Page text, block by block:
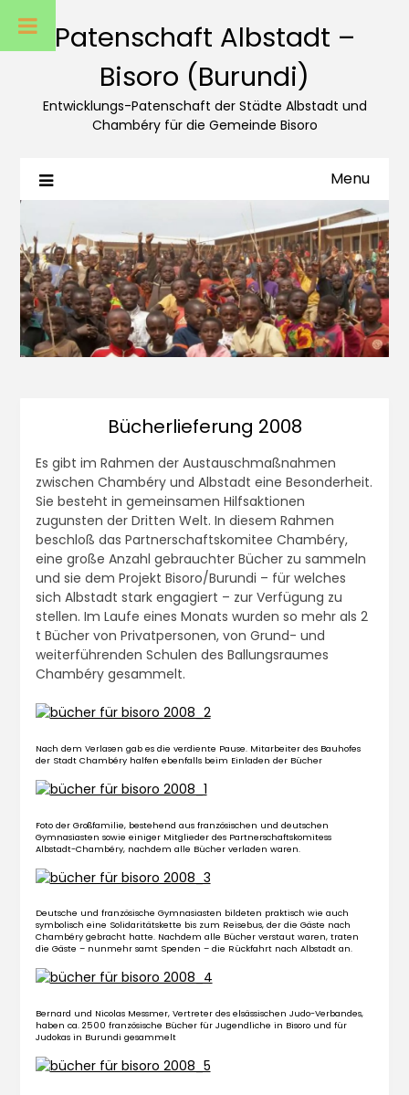
Patenschaft Albstadt –
Bisoro (Burundi)
Entwicklungs-Patenschaft der Städte Albstadt und
Chambéry für die Gemeinde Bisoro
Menu
Bücherlieferung 2008
Es gibt im Rahmen der Austauschmaßnahmen
zwischen Chambéry und Albstadt eine Besonderheit.
Sie besteht in gemeinsamen Hilfsaktionen
zugunsten der Dritten Welt. In diesem Rahmen
beschloß das Partnerschaftskomitee Chambéry,
eine große Anzahl gebrauchter Bücher zu sammeln
und sie dem Projekt Bisoro/Burundi – für welches
sich Albstadt stark engagiert – zur Verfügung zu
stellen. Im Laufe eines Monats wurden so mehr als 2
t Bücher von Privatpersonen, von Grund- und
weiterführenden Schulen des Ballungsraumes
Chambéry gesammelt.
Nach dem Verlasen gab es die verdiente Pause. Mitarbeiter des Bauhofes
der Stadt Chambéry halfen ebenfalls beim Einladen der Bücher
Foto der Großfamilie, bestehend aus französischen und deutschen
Gymnasiasten sowie einiger Mitglieder des Partnerschaftskomitess
Albstadt-Chambéry, nachdem alle Bücher verladen waren.
Deutsche und französische Gymnasiasten bildeten praktisch wie auch
symbolisch eine Solidaritätskette bis zum Reisebus, der die Gäste nach
Chambéry gebracht hatte. Nachdem alle Bücher verstaut waren, traten
die Gäste – nunmehr samt Spenden – die Rückfahrt nach Albstadt an.
Bernard und Nicolas Messmer, Vertreter des elsässischen Judo-Verbandes,
haben ca. 2500 französische Bücher für Jugendliche in Bisoro und für
Judokas in Burundi gesammelt